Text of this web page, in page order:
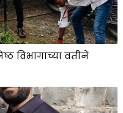
विभागाच्या वतीने